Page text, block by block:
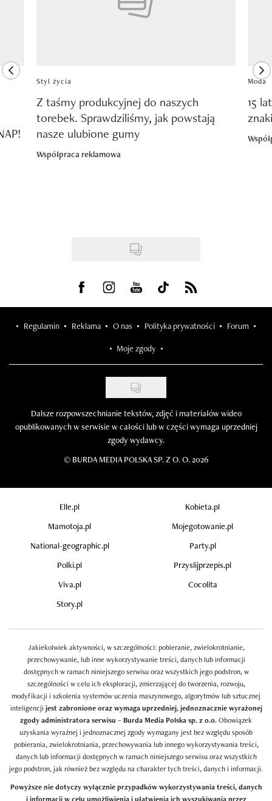
previous element
Styl życia
Z taśmy produkcyjnej do naszych
torebek. Sprawdziliśmy, jak powstają
nasze ulubione gumy
Współpraca reklamowa
Moda
15
Visit us on Facebook
Visit us on Instagram
Visit us on Youtube
Visit us on Tiktok
Visit us on Rss
Regulamin Reklama O nas Polityka prywatności Forum
Moje zgody
Dalsze rozpowszechnianie tekstów, zdjęć i materiałów wideo
opublikowanych w serwisie w całości lub w części wymaga uprzedniej
zgody wydawcy.
© BURDA MEDIA POLSKA SP. Z O. O. 2026
Elle.pl
Kobieta.pl
Mamotoja.pl
Mojegotowanie.pl
National-geographic.pl
Party.pl
Polki.pl
Przyslijprzepis.pl
Viva.pl
Cocolita
Story.pl
Jakiekolwiek aktywności, w szczególności: pobieranie, zwielokrotnianie,
przechowywanie, lub inne wykorzystywanie treści, danych lub informacji
dostępnych w ramach niniejszego serwisu oraz wszystkich jego podstron, w
szczególności w celu ich eksploracji, zmierzającej do tworzenia, rozwoju,
modyfikacji i szkolenia systemów uczenia maszynowego, algorytmów lub sztucznej
inteligencji jest zabronione oraz wymaga uprzedniej, jednoznacznie wyrażonej
zgody administratora serwisu – Burda Media Polska sp. z o.o.Obowiązek
uzyskania wyraźnej i jednoznacznej zgody wymagany jest bez względu sposób
pobierania, zwielokrotniania, przechowywania lub innego wykorzystywania treści,
danych lub informacji dostępnych w ramach niniejszego serwisu oraz wszystkich
jego podstron, jak również bez względu na charakter tych treści, danych i informacji.
Powyższe nie dotyczy wyłącznie przypadków wykorzystywania treści, danych
i informacji w celu umożliwienia i ułatwienia ich wyszukiwania przez